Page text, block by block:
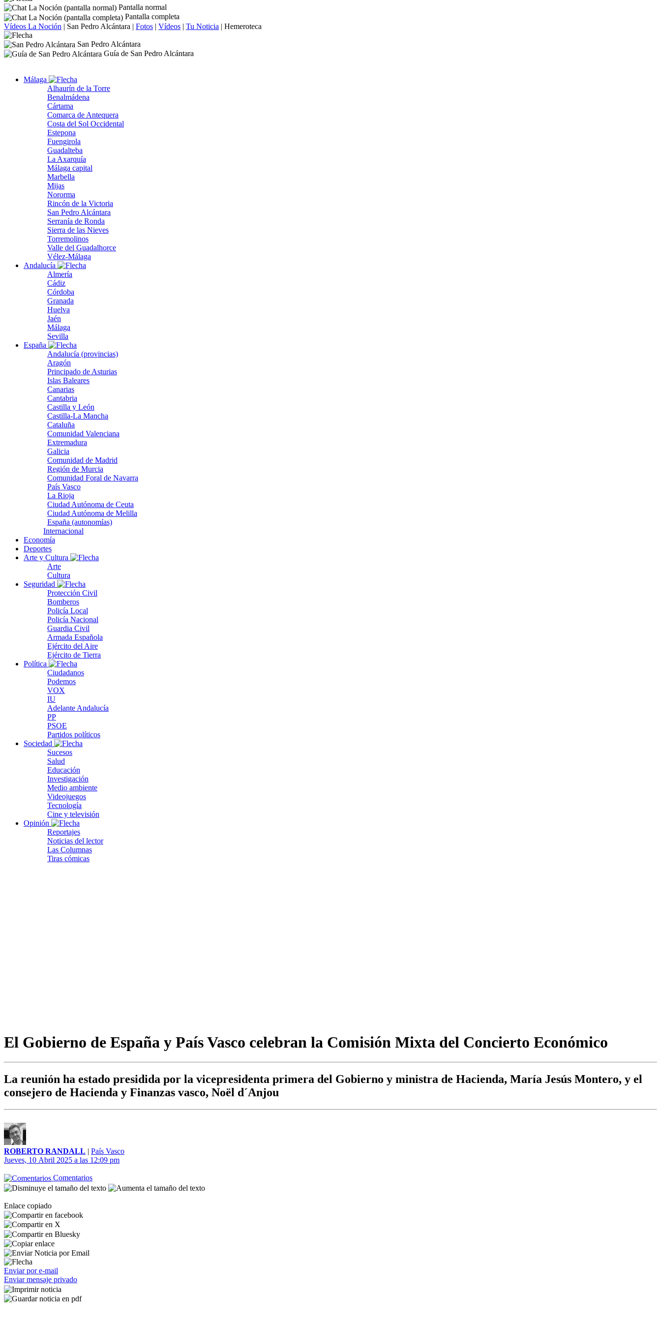
Pantalla normal
Pantalla completa
Vídeos La Noción | San Pedro Alcántara | Fotos | Vídeos | Tu Noticia | Hemeroteca
San Pedro Alcántara
Guía de San Pedro Alcántara
Málaga
Alhaurín de la Torre
Benalmádena
Cártama
Comarca de Antequera
Costa del Sol Occidental
Estepona
Fuengirola
Guadalteba
La Axarquía
Málaga capital
Marbella
Mijas
Nororma
Rincón de la Victoria
San Pedro Alcántara
Serranía de Ronda
Sierra de las Nieves
Torremolinos
Valle del Guadalhorce
Vélez-Málaga
Andalucía
Almería
Cádiz
Córdoba
Granada
Huelva
Jaén
Málaga
Sevilla
España
Andalucía (provincias)
Aragón
Principado de Asturias
Islas Baleares
Canarias
Cantabria
Castilla y León
Castilla-La Mancha
Cataluña
Comunidad Valenciana
Extremadura
Galicia
Comunidad de Madrid
Región de Murcia
Comunidad Foral de Navarra
País Vasco
La Rioja
Ciudad Autónoma de Ceuta
Ciudad Autónoma de Melilla
España (autonomías)
Internacional
Economía
Deportes
Arte y Cultura
Arte
Cultura
Seguridad
Protección Civil
Bomberos
Policía Local
Policía Nacional
Guardia Civil
Armada Española
Ejército del Aire
Ejército de Tierra
Política
Ciudadanos
Podemos
VOX
IU
Adelante Andalucía
PP
PSOE
Partidos políticos
Sociedad
Sucesos
Salud
Educación
Investigación
Medio ambiente
Videojuegos
Tecnología
Cine y televisión
Opinión
Reportajes
Noticias del lector
Las Columnas
Tiras cómicas
El Gobierno de España y País Vasco celebran la Comisión Mixta del Concierto Económico
La reunión ha estado presidida por la vicepresidenta primera del Gobierno y ministra de Hacienda, María Jesús Montero, y el
consejero de Hacienda y Finanzas vasco, Noël d´Anjou
ROBERTO RANDALL | País Vasco
Jueves, 10 Abril 2025 a las 12:09 pm
Comentarios
Enlace copiado
Enviar por e-mail
Enviar mensaje privado